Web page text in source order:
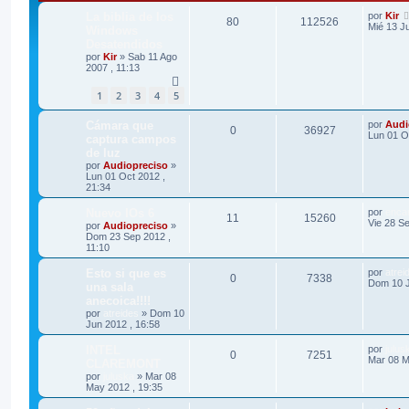
por Kir» Sab 11 Ago
2007 , 11:13
1 2 3 4 5
80 112526 por Kir
Mié 13
por Audiopreciso »
Lun 01 Oct 2012 ,
21:34
0 36927 por
Lun 01
por Audiopreciso »
Dom 23 Sep 2012 ,
11:10
11 15260 por
Vie 28
por » Dom 10
Jun 2012 , 16:58
0 7338 por
Dom 10
por » Mar 08
May 2012 , 19:35
0 7251 por
Mar 08